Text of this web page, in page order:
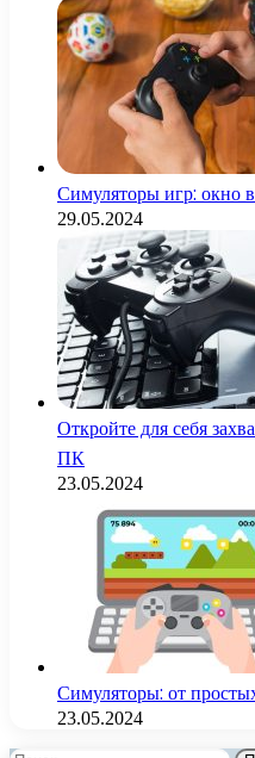
Симуляторы игр: окно
29.05.2024
Откройте для себя
ПК
23.05.2024
Симуляторы: от
23.05.2024